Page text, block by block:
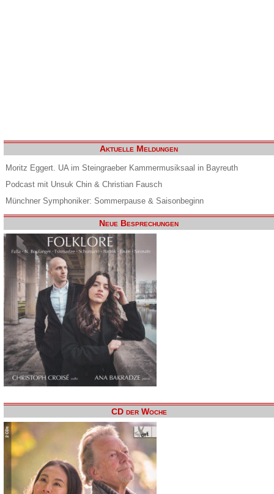
Aktuelle Meldungen
Moritz Eggert. UA im Steingraeber Kammermusiksaal in Bayreuth
Podcast mit Unsuk Chin & Christian Fausch
Münchner Symphoniker: Sommerpause & Saisonbeginn
Neue Besprechungen
CD der Woche